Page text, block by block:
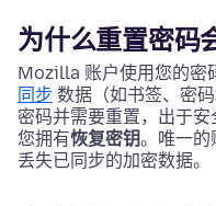
为什么重置密码
Mozilla 账户使用您的密
同步 数据（如书签、密
密码并需要重置，出于
您拥有恢复密钥。唯一的
丢失已同步的加密数据。